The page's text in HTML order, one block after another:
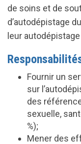
de soins et de
d’autodépistage
leur
Fournir un
sur
des
sexuelle,
%);
Mener des